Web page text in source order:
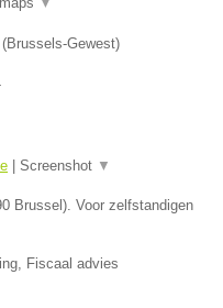
(Brussels-Gewest)
| Screenshot ▼
Brussel). Voor zelfstandigen
Fiscaal advies